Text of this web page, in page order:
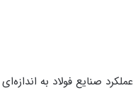
صنایع فولاد به اندازه‌ای